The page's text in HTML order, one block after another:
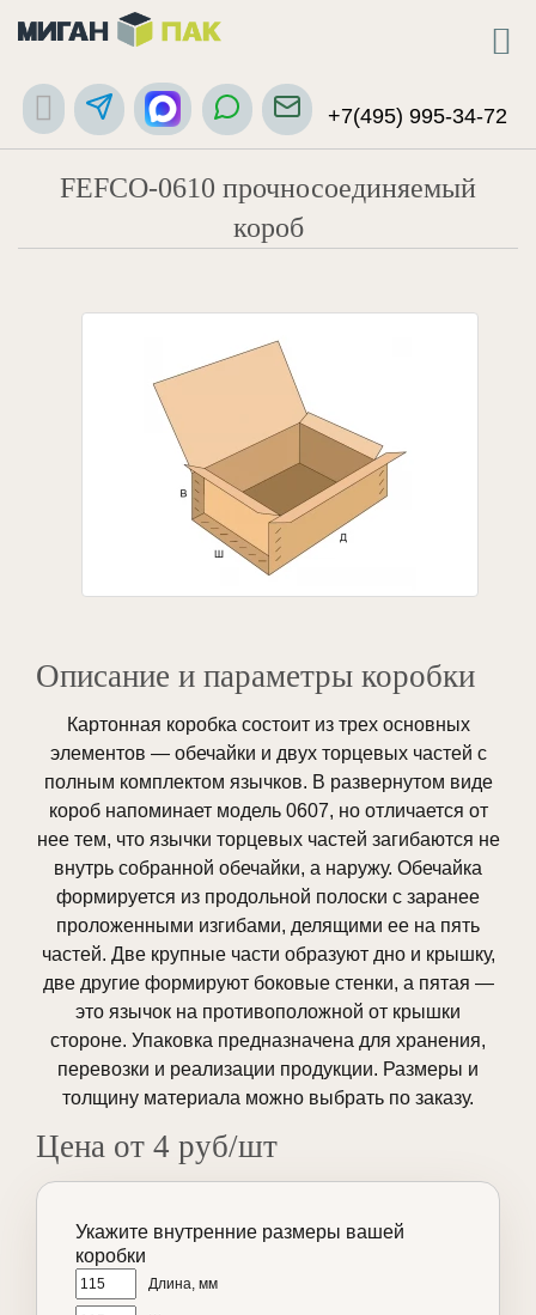
+7(495) 995-34-72
FEFCO-0610 прочносоединяемый
короб
Описание и параметры коробки
Картонная коробка состоит из трех основных
элементов — обечайки и двух торцевых частей с
полным комплектом язычков. В развернутом виде
короб напоминает модель 0607, но отличается от
нее тем, что язычки торцевых частей загибаются не
внутрь собранной обечайки, а наружу. Обечайка
формируется из продольной полоски с заранее
проложенными изгибами, делящими ее на пять
частей. Две крупные части образуют дно и крышку,
две другие формируют боковые стенки, а пятая —
это язычок на противоположной от крышки
стороне. Упаковка предназначена для хранения,
перевозки и реализации продукции. Размеры и
толщину материала можно выбрать по заказу.
Цена от 4 руб/шт
Укажите внутренние размеры вашей
коробки
Длина, мм